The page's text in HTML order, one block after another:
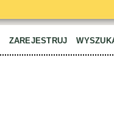
ZAREJESTRUJ